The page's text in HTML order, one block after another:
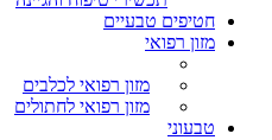
חטיפים טבעיים
מזון רפואי
מזון רפואי לכלבים
מזון רפואי לחתולים
טבעוני